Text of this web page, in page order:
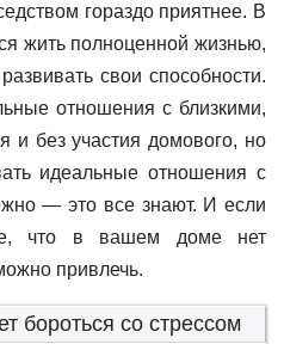
гораздо приятнее. В
жить полноценной жизнью,
свои способности.
отношения с близкими,
и без участия домового, но
идеальные отношения с
— это все знают. И если
что в вашем доме нет
привлечь.
бороться со стрессом